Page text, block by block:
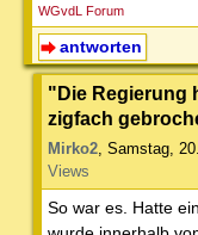
WGvdL Forum
antworten
"Die Regierung
zigfach
Mirko2, Samstag,
Views
So war es. Hatte